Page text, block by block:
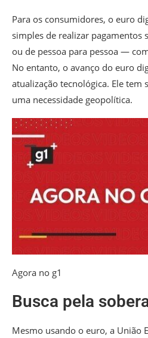
Para os consumidores, o euro
simples de realizar
ou de pessoa para pessoa —
No entanto, o avanço do euro
atualização tecnológica. Ele tem
uma necessidade geopolítica.
Agora no g1
Busca pela
Mesmo usando o euro, a União